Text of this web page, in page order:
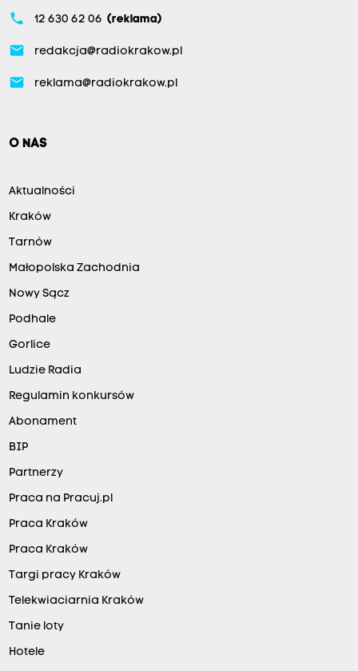
phone 12 630 62 06 (reklama)
email redakcja@radiokrakow.pl
email reklama@radiokrakow.pl
O NAS
Aktualności
Kraków
Tarnów
Małopolska Zachodnia
Nowy Sącz
Podhale
Gorlice
Ludzie Radia
Regulamin konkursów
Abonament
BIP
Partnerzy
Praca na Pracuj.pl
Praca Kraków
Praca Kraków
Targi pracy Kraków
Telekwiaciarnia Kraków
Tanie loty
Hotele